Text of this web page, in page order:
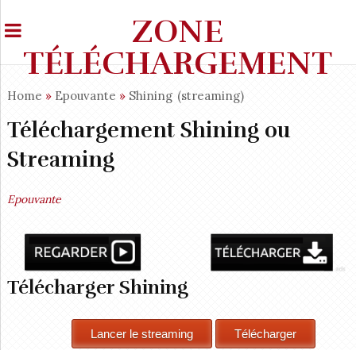
ZONE
TÉLÉCHARGEMENT
Home » Epouvante » Shining (streaming)
Téléchargement Shining ou
Streaming
Epouvante
Télécharger Shining